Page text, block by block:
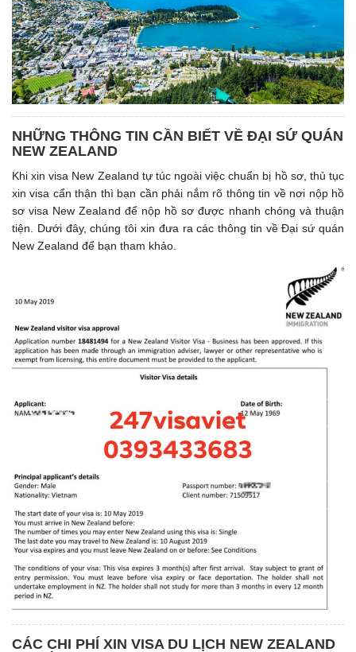
NHỮNG THÔNG TIN CẦN BIẾT VỀ ĐẠI SỨ QUÁN
NEW ZEALAND
Khi xin visa New Zealand tự túc ngoài việc chuẩn bị hồ sơ, thủ tục
xin visa cẩn thận thì bạn cần phải nắm rõ thông tin về nơi nộp hồ
sơ visa New Zealand để nộp hồ sơ được nhanh chóng và thuận
tiện. Dưới đây, chúng tôi xin đưa ra các thông tin về Đại sứ quán
New Zealand để bạn tham khảo.
CÁC CHI PHÍ XIN VISA DU LỊCH NEW ZEALAND